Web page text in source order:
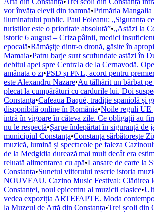
Artă din Constanța•Trei școli din Constanța
vor învăța elevii din toamnă•Primăria Mangalia
iluminatului public. Paul Foleanu: „Siguranța
turiștilor este o prioritate absolută”•„Astăzi la
istoric 6 august – Criza pâinii, medici
epocală•Rămăşiţe dintr-o dronă, găsite în
Mamaia•Patru barje sunt scufundate astăzi în
debitul apei spre Centrala de la Cernavodă.
amânată o zi•PSD și PNL, acord pentru
este Alexandru Nazare•Au tâlhărit un bărbat pe
plecat la cumpărături cu cardurile lui. Doi
Constanța•Cafeaua Baqué, tradiție spaniolă și
disponibilă online în România•Noile reguli UE
intră în vigoare în câteva zile. Ce obligații au
nu le respectă•Șarpe îndepărtat în siguranță de
municipiul Constanța•Constanța sărbătorește
muzică, lumină și spectacole pe faleza
de la Medgidia durează mai mult decât era
reluată alimentarea cu apă•Lansare de carte la
Constanța•Sunetul viitorului rescrie istoria
NOUVEAU. Cazino Music Festival: Clădirea
Constanței, noul epicentru al muzicii clasice•
vedea expoziția ARTEFAPTE. Moda
la Muzeul de Artă din Constanța•Trei școli din